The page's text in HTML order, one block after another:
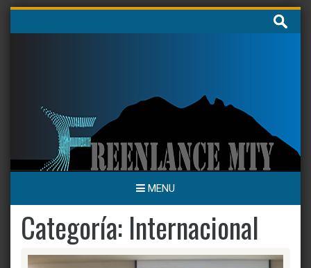
Skip
Buscar:
MENU
Categoría: Internacional